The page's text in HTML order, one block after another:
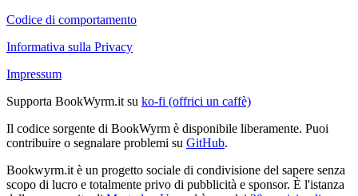
Codice di comportamento
Informativa sulla Privacy
Impressum
Supporta BookWyrm.it su ko-fi (offrici un caffè)
Il codice sorgente di BookWyrm è disponibile liberamente. Puoi
contribuire o segnalare problemi su GitHub.
Bookwyrm.it è un progetto sociale di condivisione del sapere senza
scopo di lucro e totalmente privo di pubblicità e sponsor. È l'istanza